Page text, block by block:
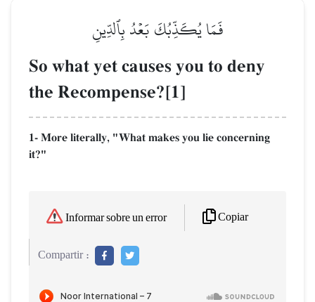
فَمَا يُكَذِّبُكَ بَعۡدُ بِٱلدِّينِ
So what yet causes you to deny
the Recompense?[1]
1- More literally, "What makes you lie concerning
it?"
Informar sobre un error Copiar
Compartir :